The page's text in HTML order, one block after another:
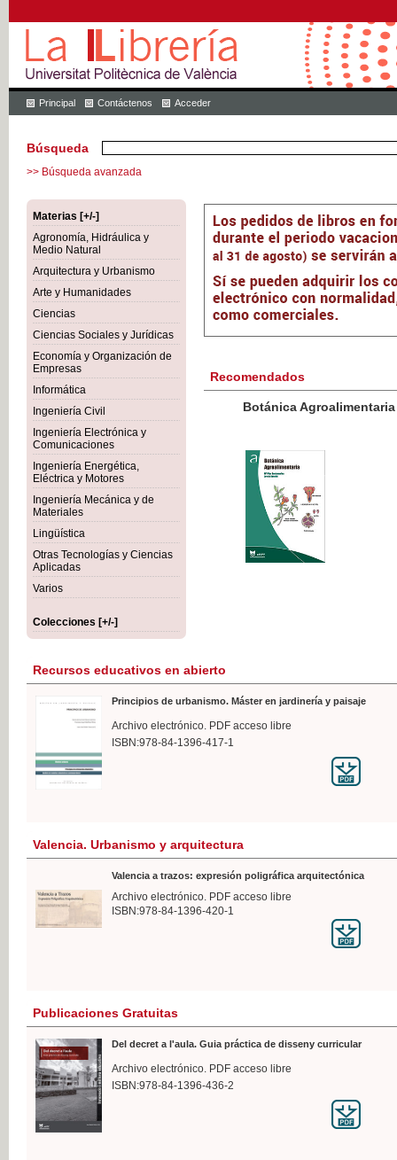
Principal Contáctenos Acceder
Búsqueda
>> Búsqueda avanzada
Materias [+/-]
Agronomía, Hidráulica y
Medio Natural
Arquitectura y Urbanismo
Arte y Humanidades
Ciencias
Ciencias Sociales y Jurídicas
Economía y Organización de
Empresas
Informática
Ingeniería Civil
Ingeniería Electrónica y
Comunicaciones
Ingeniería Energética,
Eléctrica y Motores
Ingeniería Mecánica y de
Materiales
Lingüística
Otras Tecnologías y Ciencias
Aplicadas
Varios
Colecciones [+/-]
Recomendados
Botánica Agroalimentaria
Recursos educativos en abierto
Principios de urbanismo. Máster en jardinería y paisaje
Archivo electrónico. PDF acceso libre
ISBN:978-84-1396-417-1
Valencia. Urbanismo y arquitectura
Valencia a trazos: expresión poligráfica arquitectónica
Archivo electrónico. PDF acceso libre
ISBN:978-84-1396-420-1
Publicaciones Gratuitas
Del decret a l'aula. Guia práctica de disseny curricular
Archivo electrónico. PDF acceso libre
ISBN:978-84-1396-436-2